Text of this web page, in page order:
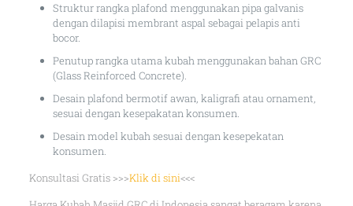
Struktur rangka plafond menggunakan pipa galvanis
dengan dilapisi membrant aspal sebagai pelapis anti
bocor.
Penutup rangka utama kubah menggunakan bahan GRC
(Glass Reinforced Concrete).
Desain plafond bermotif awan, kaligrafi atau ornament,
sesuai dengan kesepakatan konsumen.
Desain model kubah sesuai dengan kesepekatan
konsumen.
Konsultasi Gratis >>>Klik di sini<<<